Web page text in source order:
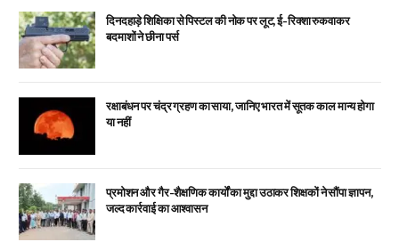
दिनदहाड़े शिक्षिका से पिस्टल की नोक पर लूट, ई-रिक्शा रुकवाकर
बदमाशों ने छीना पर्स
रक्षाबंधन पर चंद्र ग्रहण का साया, जानिए भारत में सूतक काल मान्य होगा
या नहीं
प्रमोशन और गैर-शैक्षणिक कार्यों का मुद्दा उठाकर शिक्षकों ने सौंपा ज्ञापन,
जल्द कार्रवाई का आश्वासन